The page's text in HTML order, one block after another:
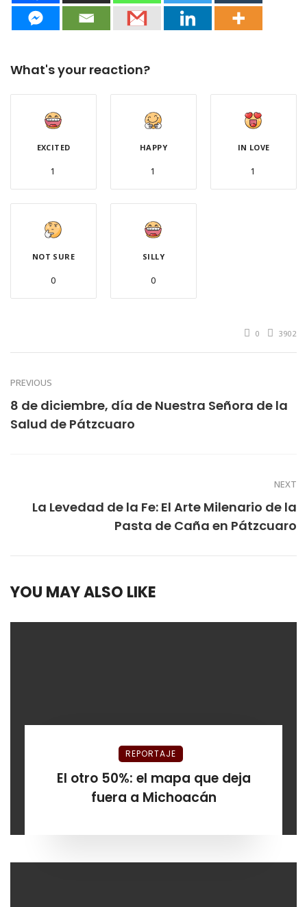
What's your reaction?
EXCITED
1
HAPPY
1
IN LOVE
1
NOT SURE
0
SILLY
0
0 3902
PREVIOUS
8 de diciembre, día de Nuestra Señora de la
Salud de Pátzcuaro
NEXT
La Levedad de la Fe: El Arte Milenario de la
Pasta de Caña en Pátzcuaro
YOU MAY ALSO LIKE
REPORTAJE
El otro 50%: el mapa que deja
fuera a Michoacán